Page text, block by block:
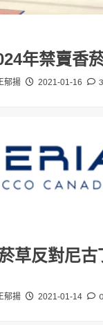
年禁賣香
郁揚 2021-01-16 3
草反對尼古
郁揚 2021-01-14 0